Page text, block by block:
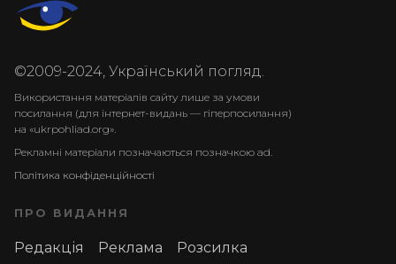
©2009-2024, Український погляд.
Використання матеріалів сайту лише за умови
посилання (для інтернет-видань — гіперпосилання)
на «ukrpohliad.org».
Рекламні матеріали позначаються позначкою ad.
Політика конфіденційності
ПРО ВИДАННЯ
Редакція Реклама Розсилка